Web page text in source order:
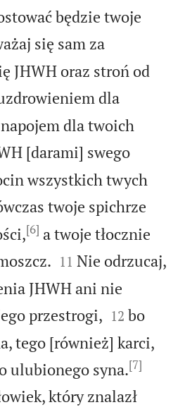
będzie twoje
się sam za
JHWH oraz stroń od
dla
dla twoich
[darami] swego
wszystkich twych
twoje spichrze
[6] a twoje tłocznie


11 Nie odrzucaj,
JHWH ani nie
przestrogi, 

12 bo
tego [również] karci,
ulubionego syna.[7]
który znalazł